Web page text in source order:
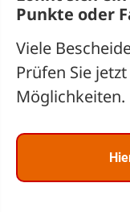
Punkte oder
Viele
Prüfen Sie
Möglichkeiten.